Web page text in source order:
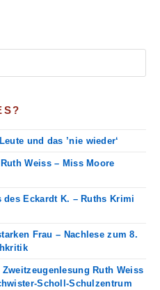
und das ’nie wieder‘
Weiss – Miss Moore
des Eckardt K. – Ruths Krimi
Frau – Nachlese zum 8.
Ruth Weiss
Scholl-Schulzentrum